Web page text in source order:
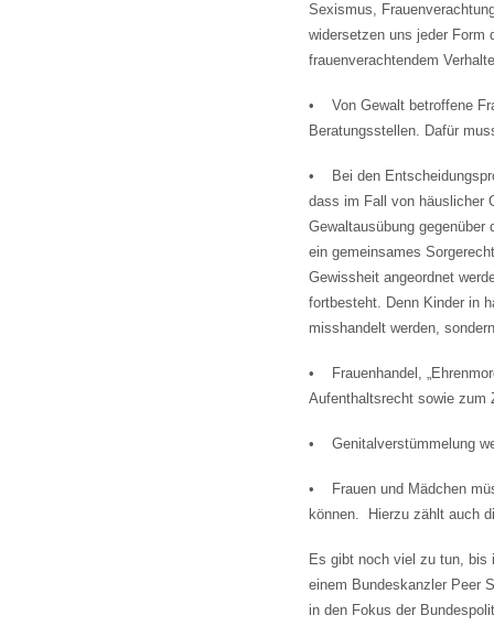
Sexismus,
widersetzen uns jeder Form
frauenverachtendem
• Von Gewalt betroffene
Beratungsstellen. Dafür
• Bei den
dass im Fall von häuslicher
Gewaltausübung
ein gemeinsames
Gewissheit angeordnet
fortbesteht. Denn Kinder in
misshandelt werden,
• Frauenhandel,
Aufenthaltsrecht sowie zum
• Genitalverstümmelung
• Frauen und Mädchen
können. Hierzu zählt auch
Es gibt noch viel zu tun, bis
einem Bundeskanzler Peer
in den Fokus der